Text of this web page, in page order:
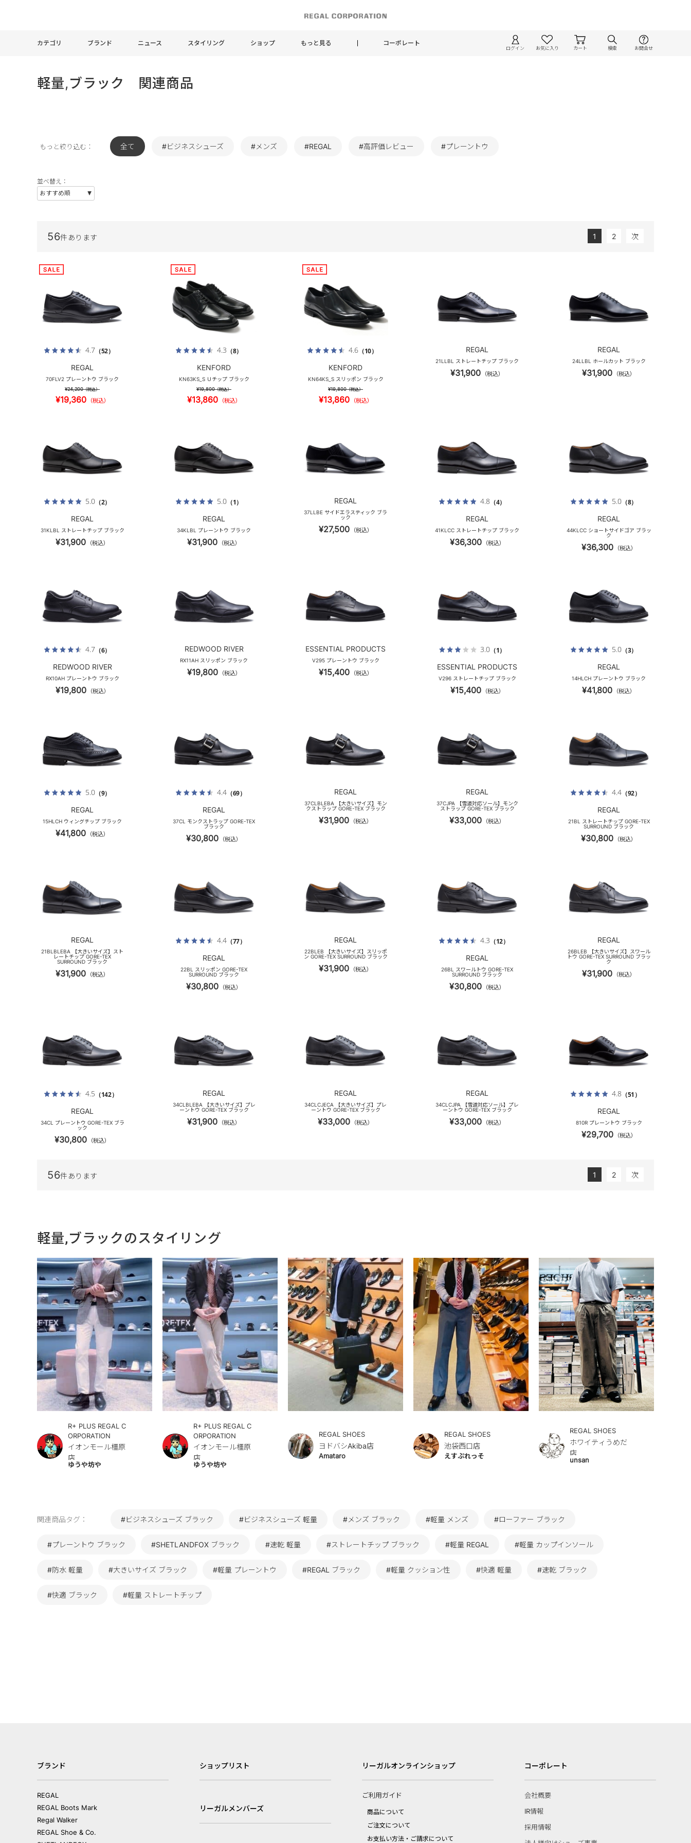
カテゴリ ブランド ニュース スタイリング ショップ もっと見る コーポレート
ログイン お気に入り カート 検索 お問合せ
軽量,ブラック 関連商品
もっと絞り込む： 全て #ビジネスシューズ #メンズ #REGAL #高評価レビュー #プレーントウ
並べ替え：
56件あります 1 2 次
4.7（52）
REGAL
70FLV2 プレーントウ ブラック
¥24,200（税込）
¥19,360 （税込）
4.3 （8）
KENFORD
KN63KS_S Ｕチップ ブラック
¥19,800（税込）
¥13,860 （税込）
4.6（10）
KENFORD
KN64KS_S スリッポン ブラック
¥19,800（税込）
¥13,860 （税込）
REGAL
21LLBL ストレートチップ ブラック
¥31,900 （税込）
REGAL
24LLBL ホールカット ブラック
¥31,900 （税込）
5.0（2）
REGAL
31KLBL ストレートチップ ブラック
¥31,900 （税込）
5.0（1）
REGAL
34KLBL プレーントウ ブラック
¥31,900 （税込）
REGAL
37LLBE サイドエラスティック ブラ
ック
¥27,500 （税込）
4.8 （4）
REGAL
41KLCC ストレートチップ ブラック
¥36,300 （税込）
5.0（8）
REGAL
44KLCC ショートサイドゴア ブラッ
ク
¥36,300 （税込）
4.7（6）
REDWOOD RIVER
RX10AH プレーントウ ブラック
¥19,800 （税込）
REDWOOD RIVER
RX11AH スリッポン ブラック
¥19,800 （税込）
ESSENTIAL PRODUCTS
V295 プレーントウ ブラック
¥15,400 （税込）
3.0（1）
ESSENTIAL PRODUCTS
V296 ストレートチップ ブラック
¥15,400 （税込）
5.0（3）
REGAL
14HLCH プレーントウ ブラック
¥41,800 （税込）
5.0（9）
REGAL
15HLCH ウィングチップ ブラック
¥41,800 （税込）
4.4（69）
REGAL
37CL モンクストラップ GORE-TEX
ブラック
¥30,800 （税込）
REGAL
37CLBLEBA 【大きいサイズ】モン
クストラップ GORE-TEX ブラック
¥31,900 （税込）
REGAL
37CJPA 【雪道対応ソール】モンク
ストラップ GORE-TEX ブラック
¥33,000 （税込）
4.4（92）
REGAL
21BL ストレートチップ GORE-TEX
SURROUND ブラック
¥30,800 （税込）
REGAL
21BLBLEBA 【大きいサイズ】スト
レートチップ GORE-TEX
SURROUND ブラック
¥31,900 （税込）
4.4（77）
REGAL
22BL スリッポン GORE-TEX
SURROUND ブラック
¥30,800 （税込）
REGAL
22BLEB 【大きいサイズ】スリッポ
ン GORE-TEX SURROUND ブラック
¥31,900 （税込）
4.3 （12）
REGAL
26BL スワールトウ GORE-TEX
SURROUND ブラック
¥30,800 （税込）
REGAL
26BLEB 【大きいサイズ】スワール
トウ GORE-TEX SURROUND ブラッ
ク
¥31,900 （税込）
4.5 （142）
REGAL
34CL プレーントウ GORE-TEX ブラ
ック
¥30,800 （税込）
REGAL
34CLBLEBA 【大きいサイズ】プレ
ーントウ GORE-TEX ブラック
¥31,900 （税込）
REGAL
34CLCJECA 【大きいサイズ】プレ
ーントウ GORE-TEX ブラック
¥33,000 （税込）
REGAL
34CLCJPA 【雪道対応ソール】プレ
ーントウ GORE-TEX ブラック
¥33,000 （税込）
4.8 （51）
REGAL
810R プレーントウ ブラック
¥29,700 （税込）
56件あります 1 2 次
軽量,ブラックのスタイリング
R+ PLUS REGAL C
ORPORATION
イオンモール橿原
店
ゆうや坊や
R+ PLUS REGAL C
ORPORATION
イオンモール橿原
店
ゆうや坊や
REGAL SHOES
ヨドバシAkiba店
Amataro
REGAL SHOES
池袋西口店
えすぷれっそ
REGAL SHOES
ホワイティうめだ
店
unsan
関連商品タグ： #ビジネスシューズ ブラック #ビジネスシューズ 軽量 #メンズ ブラック #軽量 メンズ #ローファー ブラック
#プレーントウ ブラック #SHETLANDFOX ブラック #速乾 軽量 #ストレートチップ ブラック #軽量 REGAL #軽量 カップインソール
#防水 軽量 #大きいサイズ ブラック #軽量 プレーントウ #REGAL ブラック #軽量 クッション性 #快適 軽量 #速乾 ブラック
#快適 ブラック #軽量 ストレートチップ
ブランド
REGAL
REGAL Boots Mark
Regal Walker
REGAL Shoe & Co.
ショップリスト
リーガルメンバーズ
リーガルオンラインショップ
ご利用ガイド
商品について
ご注文について
お支払い方法・ご請求について
コーポレート
会社概要
IR情報
採用情報